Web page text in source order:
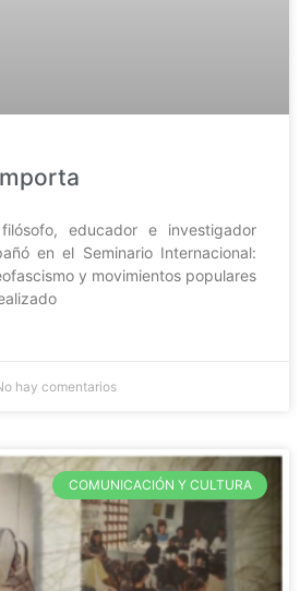
educador e investigador
en el Seminario Internacional:
y movimientos populares
hay comentarios
COMUNICACIÓN Y CULTURA